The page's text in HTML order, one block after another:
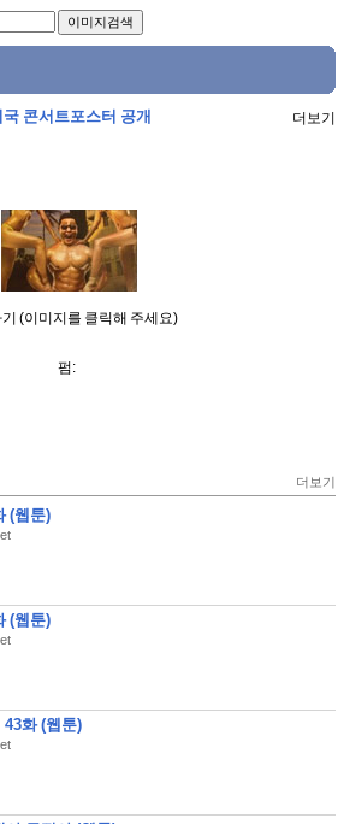
콘서트포스터 공개 더보기
(이미지를 클릭해 주세요)
펌:
더보기
(웹툰)
(웹툰)
43화 (웹툰)